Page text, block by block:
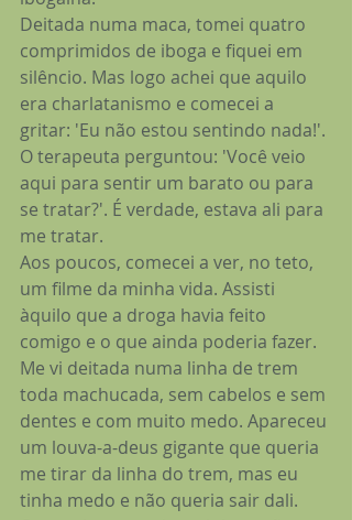
Deitada numa maca, tomei quatro
comprimidos de iboga e fiquei em
silêncio. Mas logo achei que aquilo
era charlatanismo e comecei a
gritar: 'Eu não estou sentindo nada!'.
O terapeuta perguntou: 'Você veio
aqui para sentir um barato ou para
se tratar?'. É verdade, estava ali para
me tratar.
Aos poucos, comecei a ver, no teto,
um filme da minha vida. Assisti
àquilo que a droga havia feito
comigo e o que ainda poderia fazer.
Me vi deitada numa linha de trem
toda machucada, sem cabelos e sem
dentes e com muito medo. Apareceu
um louva-a-deus gigante que queria
me tirar da linha do trem, mas eu
tinha medo e não queria sair dali.